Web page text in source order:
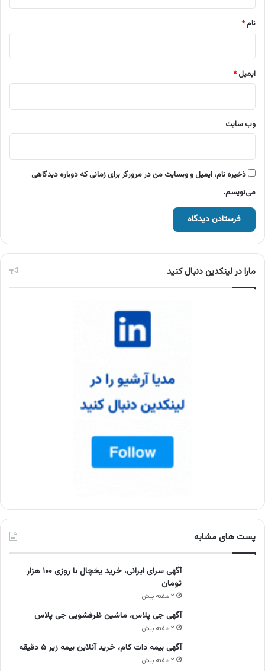
نام*
ایمیل*
وب‌ سایت
ذخیره نام، ایمیل و وبسایت من در مرورگر برای زمانی که دوباره دیدگاهی
می‌نویسم.
مارا در لینکدین دنبال کنید
پست های مشابه
آگهی سرای ایرانی، خرید یخچال با روزی ۱۰۰ هزار
تومان
۲ هفته پیش
آگهی جی پلاس، ماشین ظرفشویی جی پلاس
۲ هفته پیش
آگهی بیمه دات کام، خرید آنلاین بیمه زیر ۵ دقیقه
۲ هفته پیش